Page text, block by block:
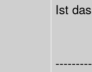
Ist